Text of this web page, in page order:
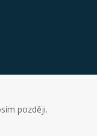
později.